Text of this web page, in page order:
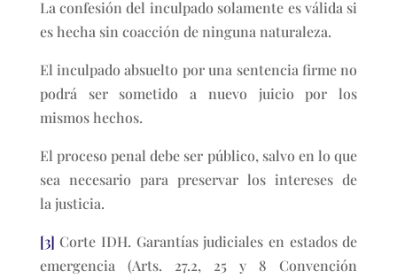
La confesión del inculpado solamente es válida si
es hecha sin coacción de ninguna naturaleza.
El inculpado absuelto por una sentencia firme no
podrá ser sometido a nuevo juicio por los
mismos hechos.
El proceso penal debe ser público, salvo en lo que
sea necesario para preservar los intereses de
la justicia.
[3] Corte IDH. Garantías judiciales en estados de
emergencia (Arts. 27.2, 25 y 8 Convención